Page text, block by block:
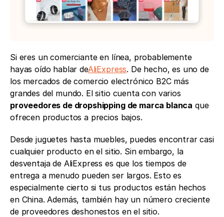
Si eres un comerciante en línea, probablemente
hayas oído hablar deAliExpress. De hecho, es uno de
los mercados de comercio electrónico B2C más
proveedores de dropshipping de marca blanca que
ofrecen productos a precios bajos.
Desde juguetes hasta muebles, puedes encontrar casi
cualquier producto en el sitio. Sin embargo, la
desventaja de AliExpress es que los tiempos de
entrega a menudo pueden ser largos. Esto es
especialmente cierto si tus productos están hechos
en China. Además, también hay un número creciente
de proveedores deshonestos en el sitio.